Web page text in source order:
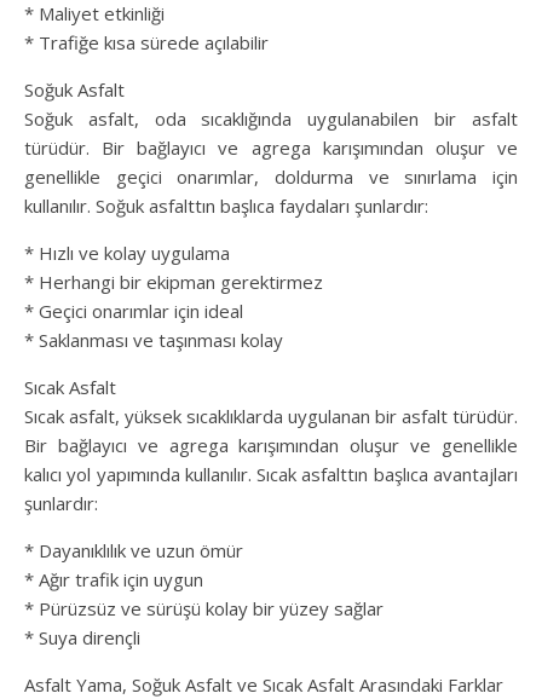
* Maliyet etkinliği
* Trafiğe kısa sürede açılabilir
Soğuk Asfalt
Soğuk asfalt, oda sıcaklığında uygulanabilen bir asfalt
türüdür. Bir bağlayıcı ve agrega karışımından oluşur ve
genellikle geçici onarımlar, doldurma ve sınırlama için
kullanılır. Soğuk asfalttın başlıca faydaları şunlardır:
* Hızlı ve kolay uygulama
* Herhangi bir ekipman gerektirmez
* Geçici onarımlar için ideal
* Saklanması ve taşınması kolay
Sıcak Asfalt
Sıcak asfalt, yüksek sıcaklıklarda uygulanan bir asfalt türüdür.
Bir bağlayıcı ve agrega karışımından oluşur ve genellikle
kalıcı yol yapımında kullanılır. Sıcak asfalttın başlıca avantajları
şunlardır:
* Dayanıklılık ve uzun ömür
* Ağır trafik için uygun
* Pürüzsüz ve sürüşü kolay bir yüzey sağlar
* Suya dirençli
Asfalt Yama, Soğuk Asfalt ve Sıcak Asfalt Arasındaki Farklar